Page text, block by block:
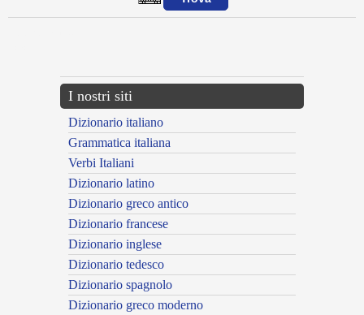
I nostri siti
Dizionario italiano
Grammatica italiana
Verbi Italiani
Dizionario latino
Dizionario greco antico
Dizionario francese
Dizionario inglese
Dizionario tedesco
Dizionario spagnolo
Dizionario greco moderno